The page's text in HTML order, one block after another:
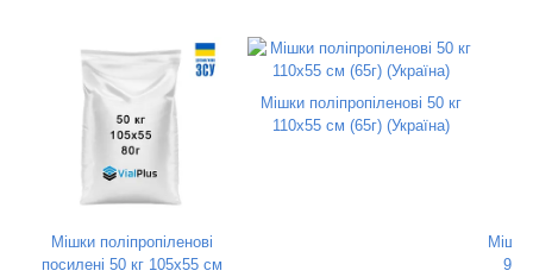
Мішки поліпропіленові
посилені 50 кг 105х55 см
Мішки поліпропіленові 50 кг
110х55 см (65г) (Україна)
Мішки